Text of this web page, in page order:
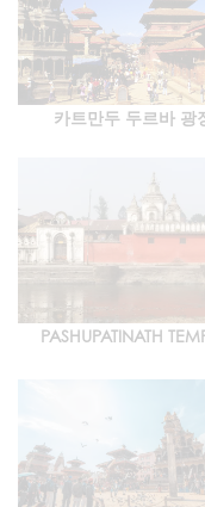
카트만두 두르바 광
PASHUPATINATH